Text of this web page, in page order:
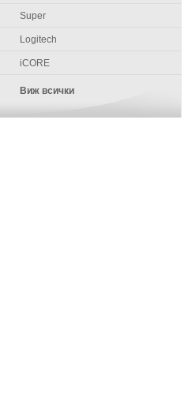
Super
Logitech
iCORE
Виж всички